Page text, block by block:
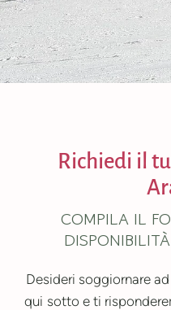
Richiedi il
COMPILA IL
Desideri soggiornare
qui sotto e ti